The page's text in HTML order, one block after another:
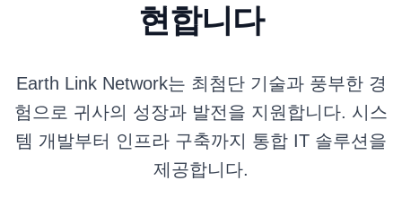
현합니다
Earth Link Network는 최첨단 기술과 풍부한 경
험으로 귀사의 성장과 발전을 지원합니다. 시스
템 개발부터 인프라 구축까지 통합 IT 솔루션을
제공합니다.